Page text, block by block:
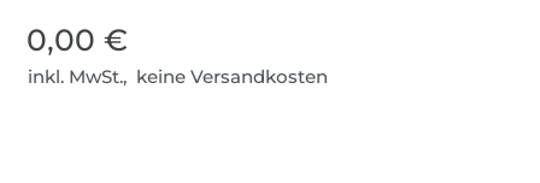
0,00 €
inkl. MwSt., keine Versandkosten